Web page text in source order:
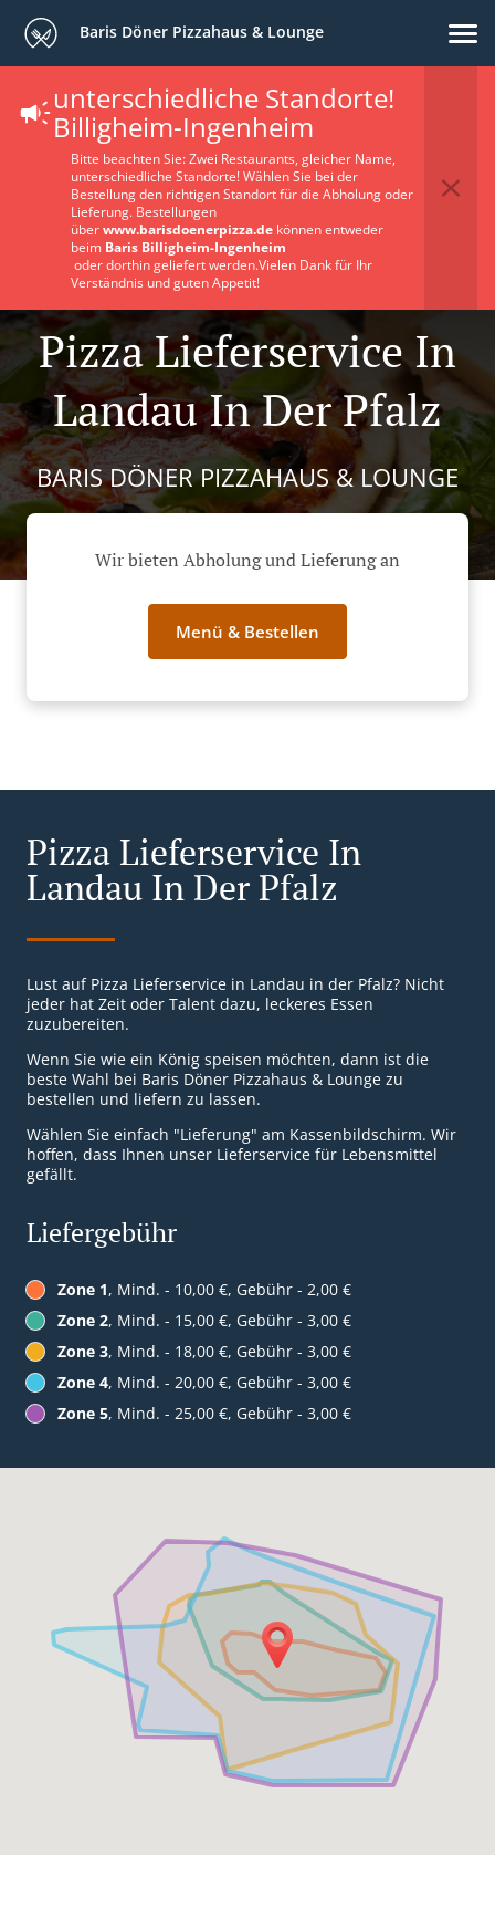
Baris Döner Pizzahaus & Lounge
unterschiedliche Standorte!
Billigheim-Ingenheim
Bitte beachten Sie: Zwei Restaurants, gleicher Name,
unterschiedliche Standorte! Wählen Sie bei der
Bestellung den richtigen Standort für die Abholung oder
Lieferung. Bestellungen
überwww.barisdoenerpizza.de können entweder
beim Baris Billigheim-Ingenheim
oder dorthin geliefert werden.Vielen Dank für Ihr
Verständnis und guten Appetit!
Pizza Lieferservice In
Landau In Der Pfalz
BARIS DÖNER PIZZAHAUS & LOUNGE
Wir bieten Abholung und Lieferung an
Menü & Bestellen
Pizza Lieferservice In
Landau In Der Pfalz
Lust auf Pizza Lieferservice in Landau in der Pfalz? Nicht
jeder hat Zeit oder Talent dazu, leckeres Essen
zuzubereiten.
Wenn Sie wie ein König speisen möchten, dann ist die
beste Wahl bei Baris Döner Pizzahaus & Lounge zu
bestellen und liefern zu lassen.
Wählen Sie einfach "Lieferung" am Kassenbildschirm. Wir
hoffen, dass Ihnen unser Lieferservice für Lebensmittel
gefällt.
Liefergebühr
Zone 1, Mind. - 10,00 €, Gebühr - 2,00 €
Zone 2, Mind. - 15,00 €, Gebühr - 3,00 €
Zone 3, Mind. - 18,00 €, Gebühr - 3,00 €
Zone 4, Mind. - 20,00 €, Gebühr - 3,00 €
Zone 5, Mind. - 25,00 €, Gebühr - 3,00 €